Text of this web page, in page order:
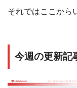
それではここから
今週の更新記